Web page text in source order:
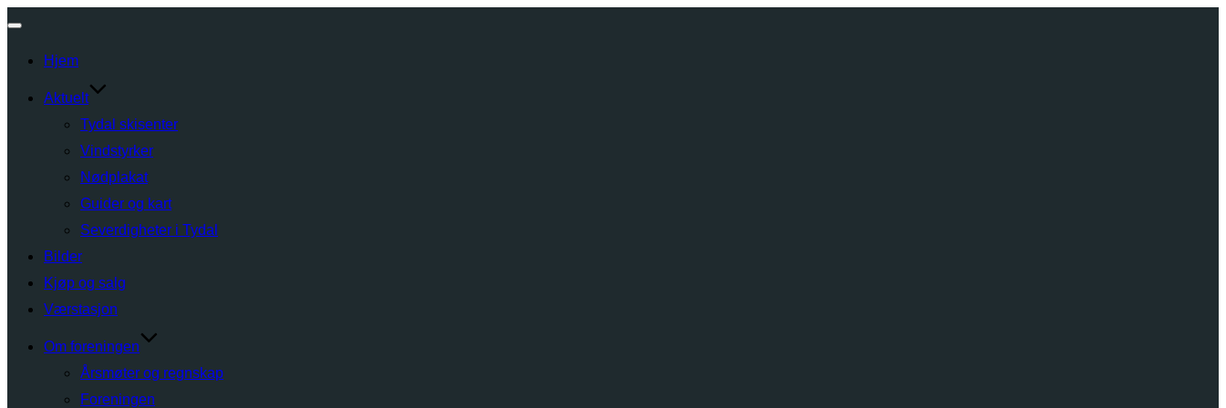
navigation
Hjem
Aktuelt
Tydal skisenter
Vindstyrker
Nødplakat
Guider og kart
Severdigheter i Tydal
Bilder
Kjøp og salg
Værstasjon
Om foreningen
Årsmøter og regnskap
Foreningen